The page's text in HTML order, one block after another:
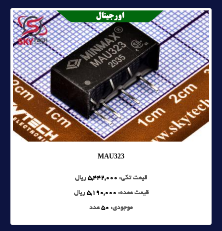
MAU323
قیمت تکی: 5,442,000 ریال
قیمت عمده: 5,190,000 ریال
موجودی: 50عدد